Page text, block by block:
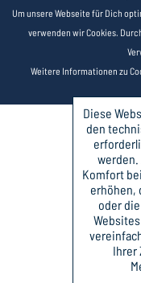
Um unsere Webseite für Dich
verwenden wir Cookies.
Weitere Informationen zu
Diese
den
werden.
Komfort
erhöhen,
oder
Ihrer